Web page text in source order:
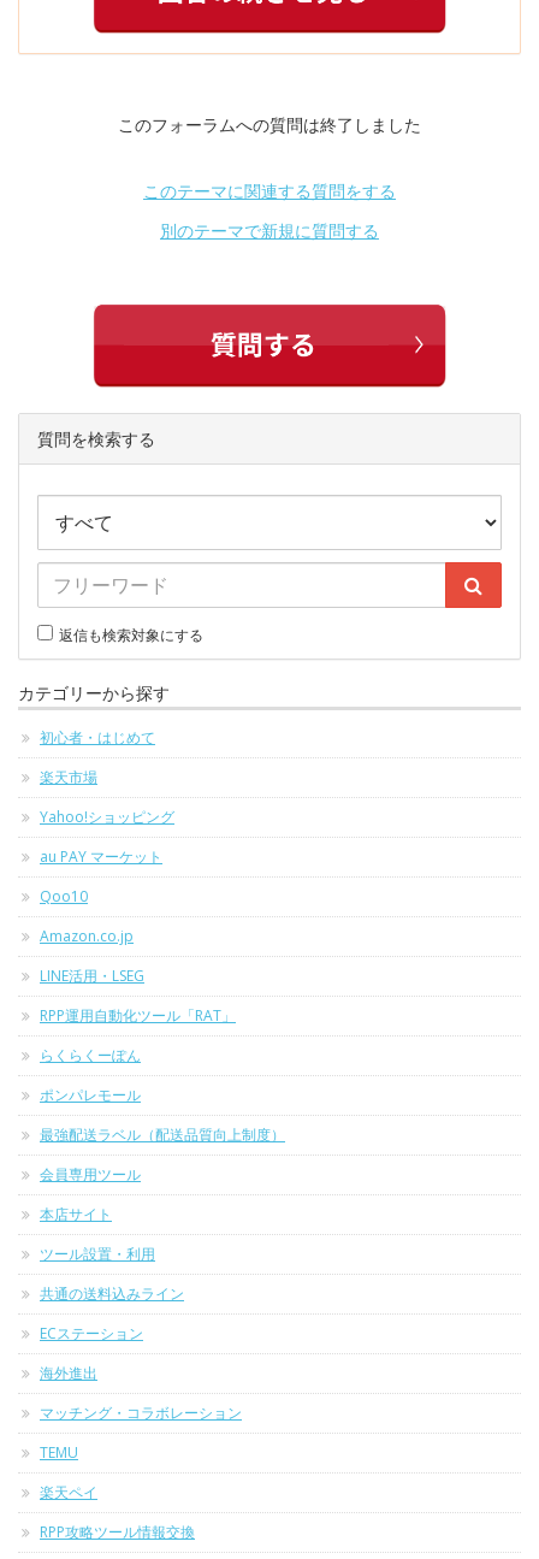
このフォーラムへの質問は終了しました
このテーマに関連する質問をする
別のテーマで新規に質問する
質問を検索する
返信も検索対象にする
カテゴリーから探す
初心者・はじめて
楽天市場
Yahoo!ショッピング
au PAY マーケット
Qoo10
Amazon.co.jp
LINE活用・LSEG
RPP運用自動化ツール「RAT」
らくらくーぽん
ポンパレモール
最強配送ラベル（配送品質向上制度）
会員専用ツール
本店サイト
ツール設置・利用
共通の送料込みライン
ECステーション
海外進出
マッチング・コラボレーション
TEMU
楽天ペイ
RPP攻略ツール情報交換